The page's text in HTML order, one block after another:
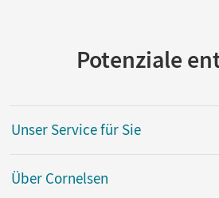
Potenziale
Unser Service für Sie
Über Cornelsen